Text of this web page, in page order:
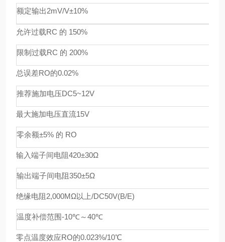
额定输出2mV/V±10%
允许过载RC 的 150%
限制过载RC 的 200%
总误差RO的0.02%
推荐施加电压DC5~12V
最大施加电压直流15V
零余额±5% 的 RO
输入端子间电阻420±30Ω
输出端子间电阻350±5Ω
绝缘电阻2,000MΩ以上/DC50V(B/E)
温度补偿范围-10℃～40℃
零点温度效应RO的0.023%/10℃